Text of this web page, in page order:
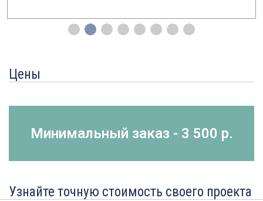
Цены
Минимальный заказ - 3 500 р.
Узнайте точную стоимость своего проекта